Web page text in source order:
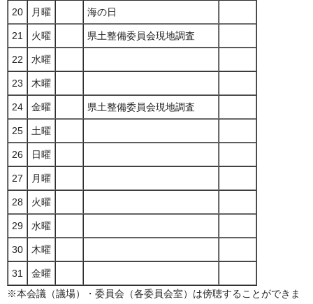
20 月曜 海の日
21 火曜 県土整備委員会現地調査
22 水曜
23 木曜
24 金曜 県土整備委員会現地調査
25 土曜
26 日曜
27 月曜
28 火曜
29 水曜
30 木曜
31
金曜
※本会議（議場）・委員会（各委員会室）は傍聴することができま